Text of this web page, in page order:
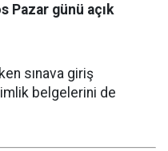
Pazar günü açık
sınava giriş
belgelerini de